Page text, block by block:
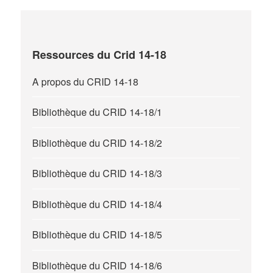
Ressources du Crid 14-18
A propos du CRID 14-18
Bibliothèque du CRID 14-18/1
Bibliothèque du CRID 14-18/2
Bibliothèque du CRID 14-18/3
Bibliothèque du CRID 14-18/4
Bibliothèque du CRID 14-18/5
Bibliothèque du CRID 14-18/6